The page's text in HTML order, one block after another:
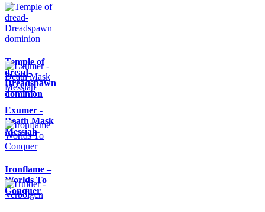
Temple of
dread-
Dreadspawn
dominion
Exumer -
Death Mask
Messiah
Ironflame –
Worlds To
Conquer